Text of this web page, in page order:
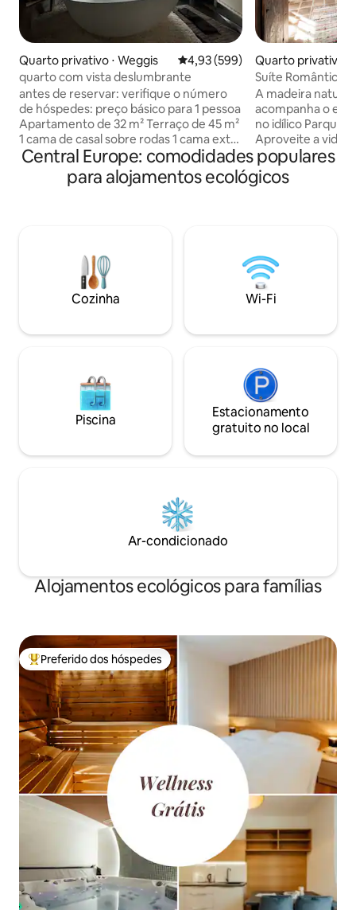
Quarto privativo ⋅ Weggis 4,93 de uma avaliação média de
4,93 (599)
quarto com vista deslumbrante
antes de reservar: verifique o número
de hóspedes: preço básico para 1 pessoa
Apartamento de 32 m² Terraço de 45 m²
1 cama de casal sobre rodas 1 cama extra
longa 3,3 m para 1 pessoa ou 2 crianças
TV de 55 polegadas enorme banheira de
madeira (para até 6 pessoas…!) no seu
exclusivo (divisor óptico em construção).
Como o café da manhã é servido no
terraço, a tranquilidade absoluta não
pode ser garantida!
Quarto privativo ⋅
ei Molln
Suíte Romântica -
Kalkalpen
A madeira natural
acompanha o
no idílico Parque
Aproveite a vida
como um casal –
para famílias com
O alojamento fica
de
vemos em breve
Central Europe: comodidades populares
para alojamentos ecológicos
Cozinha Wi-Fi
Piscina
Estacionamento
gratuito no local
Ar-condicionado
Alojamentos ecológicos para famílias
Entre os melhores preferidos dos hóspedes
Preferido dos hóspedes